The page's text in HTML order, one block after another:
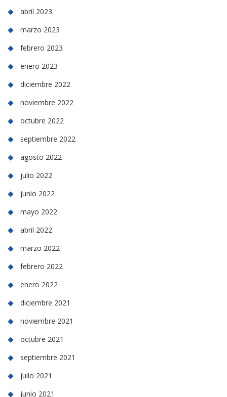
abril 2023
marzo 2023
febrero 2023
enero 2023
diciembre 2022
noviembre 2022
octubre 2022
septiembre 2022
agosto 2022
julio 2022
junio 2022
mayo 2022
abril 2022
marzo 2022
febrero 2022
enero 2022
diciembre 2021
noviembre 2021
octubre 2021
septiembre 2021
julio 2021
junio 2021